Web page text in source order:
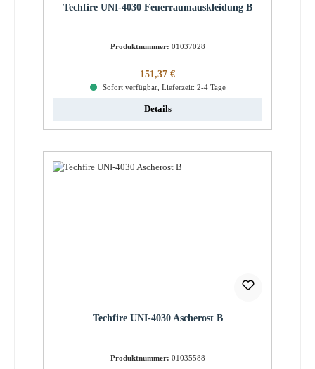
Techfire UNI-4030 Feuerraumauskleidung B
Produktnummer: 01037028
Regulärer Preis:
151,37 €
Sofort verfügbar, Lieferzeit: 2-4 Tage
Details
Techfire UNI-4030 Ascherost B
Produktnummer: 01035588